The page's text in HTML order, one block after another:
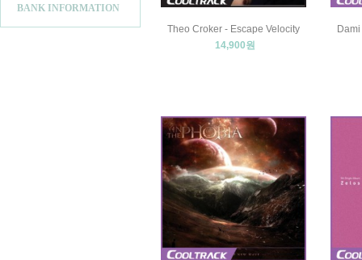
BANK INFORMATION
Theo Croker - Escape Velocity
14,900원